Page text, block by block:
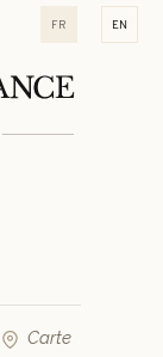
fr en
Carte